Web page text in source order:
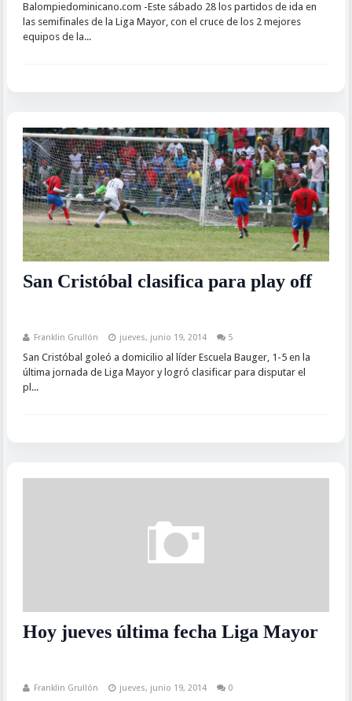
Balompiedominicano.com -Este sábado 28 los partidos de ida en
las semifinales de la Liga Mayor, con el cruce de los 2 mejores
equipos de la...
San Cristóbal clasifica para play off
Franklin Grullón jueves, junio 19, 2014 5
San Cristóbal goleó a domicilio al líder Escuela Bauger, 1-5 en la
última jornada de Liga Mayor y logró clasificar para disputar el
pl...
Hoy jueves última fecha Liga Mayor
Franklin Grullón jueves, junio 19, 2014 0